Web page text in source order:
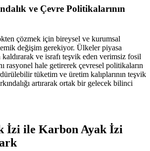
ve Çevre Politikalarının
çözmek için bireysel ve kurumsal
değişim gerekiyor. Ülkeler piyasa
kaldırarak ve israfı teşvik eden verimsiz fosil
rasyonel hale getirerek çevresel politikaların
tüketim ve üretim kalıplarının teşvik
artırarak ortak bir gelecek bilinci
İzi ile Karbon Ayak İzi